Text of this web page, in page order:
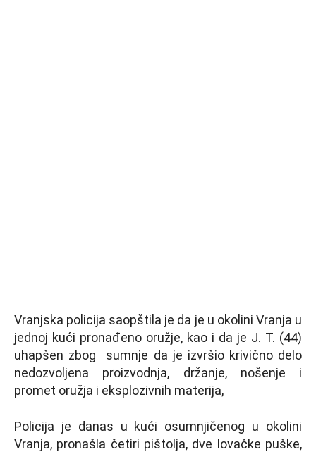
Vranjska policija saopštila je da je u okolini Vranja u
jednoj kući pronađeno oružje, kao i da je J. T. (44)
uhapšen zbog sumnje da je izvršio krivično delo
nedozvoljena proizvodnja, držanje, nošenje i
promet oružja i eksplozivnih materija,
Policija je danas u kući osumnjičenog u okolini
Vranja, pronašla četiri pištolja, dve lovačke puške,